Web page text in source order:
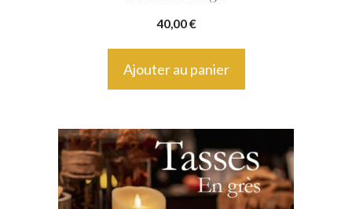
40,00€
Ajouter au panier